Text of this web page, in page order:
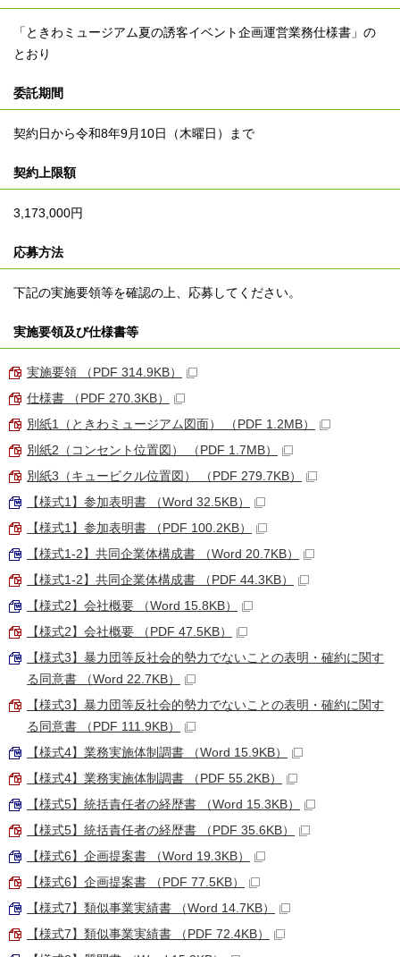
「ときわミュージアム夏の誘客イベント企画運営業務仕様書」の
とおり
委託期間
契約日から令和8年9月10日（木曜日）まで
契約上限額
3,173,000円
応募方法
下記の実施要領等を確認の上、応募してください。
実施要領及び仕様書等
実施要領 （PDF 314.9KB）
仕様書 （PDF 270.3KB）
別紙1（ときわミュージアム図面） （PDF 1.2MB）
別紙2（コンセント位置図） （PDF 1.7MB）
別紙3（キュービクル位置図） （PDF 279.7KB）
【様式1】参加表明書 （Word 32.5KB）
【様式1】参加表明書 （PDF 100.2KB）
【様式1-2】共同企業体構成書 （Word 20.7KB）
【様式1-2】共同企業体構成書 （PDF 44.3KB）
【様式2】会社概要 （Word 15.8KB）
【様式2】会社概要 （PDF 47.5KB）
【様式3】暴力団等反社会的勢力でないことの表明・確約に関す
る同意書 （Word 22.7KB）
【様式3】暴力団等反社会的勢力でないことの表明・確約に関す
る同意書 （PDF 111.9KB）
【様式4】業務実施体制調書 （Word 15.9KB）
【様式4】業務実施体制調書 （PDF 55.2KB）
【様式5】統括責任者の経歴書 （Word 15.3KB）
【様式5】統括責任者の経歴書 （PDF 35.6KB）
【様式6】企画提案書 （Word 19.3KB）
【様式6】企画提案書 （PDF 77.5KB）
【様式7】類似事業実績書 （Word 14.7KB）
【様式7】類似事業実績書 （PDF 72.4KB）